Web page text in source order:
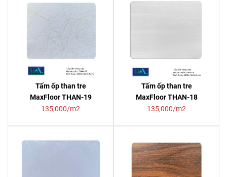
Tấm ốp than tre
MaxFloor THAN-19
135,000/m2
Tấm ốp than tre
MaxFloor THAN-18
135,000/m2